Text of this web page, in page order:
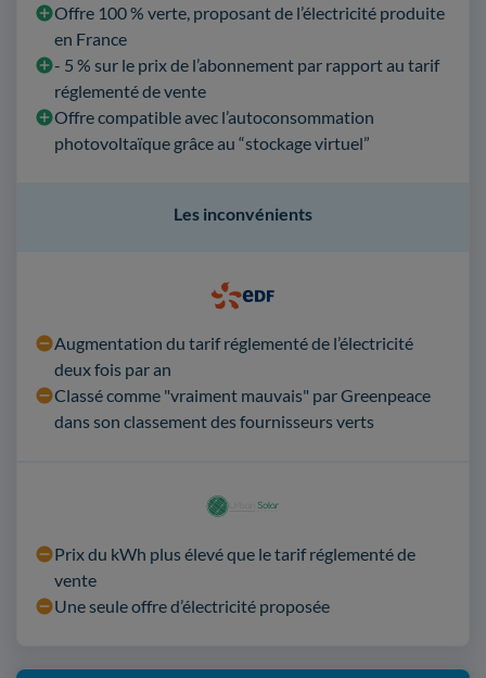
Offre 100 % verte, proposant de l’électricité produite
en France
- 5 % sur le prix de l’abonnement par rapport au tarif
réglementé de vente
Offre compatible avec l’autoconsommation
photovoltaïque grâce au “stockage virtuel”
Augmentation du tarif réglementé de l’électricité
deux fois par an
Classé comme "vraiment mauvais" par Greenpeace
dans son classement des fournisseurs verts
Les inconvénients
Prix du kWh plus élevé que le tarif réglementé de
vente
Une seule offre d’électricité proposée